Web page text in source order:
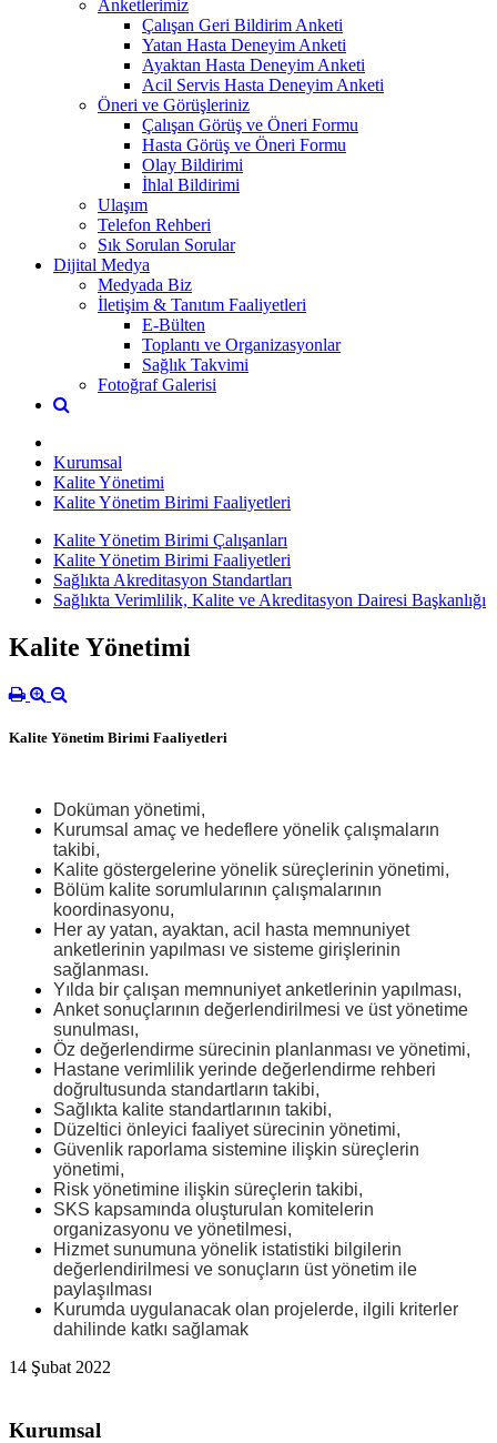
Anketlerimiz
Çalışan Geri Bildirim Anketi
Yatan Hasta Deneyim Anketi
Ayaktan Hasta Deneyim Anketi
Acil Servis Hasta Deneyim Anketi
Öneri ve Görüşleriniz
Çalışan Görüş ve Öneri Formu
Hasta Görüş ve Öneri Formu
Olay Bildirimi
İhlal Bildirimi
Ulaşım
Telefon Rehberi
Sık Sorulan Sorular
Dijital Medya
Medyada Biz
İletişim & Tanıtım Faaliyetleri
E-Bülten
Toplantı ve Organizasyonlar
Sağlık Takvimi
Fotoğraf Galerisi
Kurumsal
Kalite Yönetimi
Kalite Yönetim Birimi Faaliyetleri
Kalite Yönetim Birimi Çalışanları
Kalite Yönetim Birimi Faaliyetleri
Sağlıkta Akreditasyon Standartları
Sağlıkta Verimlilik, Kalite ve Akreditasyon Dairesi Başkanlığı
Kalite Yönetimi
Kalite Yönetim Birimi Faaliyetleri
Doküman yönetimi,
Kurumsal amaç ve hedeflere yönelik çalışmaların
takibi,
Kalite göstergelerine yönelik süreçlerinin yönetimi,
Bölüm kalite sorumlularının çalışmalarının
koordinasyonu,
Her ay yatan, ayaktan, acil hasta memnuniyet
anketlerinin yapılması ve sisteme girişlerinin
sağlanması.
Yılda bir çalışan memnuniyet anketlerinin yapılması,
Anket sonuçlarının değerlendirilmesi ve üst yönetime
sunulması,
Öz değerlendirme sürecinin planlanması ve yönetimi,
Hastane verimlilik yerinde değerlendirme rehberi
doğrultusunda standartların takibi,
Sağlıkta kalite standartlarının takibi,
Düzeltici önleyici faaliyet sürecinin yönetimi,
Güvenlik raporlama sistemine ilişkin süreçlerin
yönetimi,
Risk yönetimine ilişkin süreçlerin takibi,
SKS kapsamında oluşturulan komitelerin
organizasyonu ve yönetilmesi,
Hizmet sunumuna yönelik istatistiki bilgilerin
değerlendirilmesi ve sonuçların üst yönetim ile
paylaşılması
Kurumda uygulanacak olan projelerde, ilgili kriterler
dahilinde katkı sağlamak
14 Şubat 2022
Kurumsal